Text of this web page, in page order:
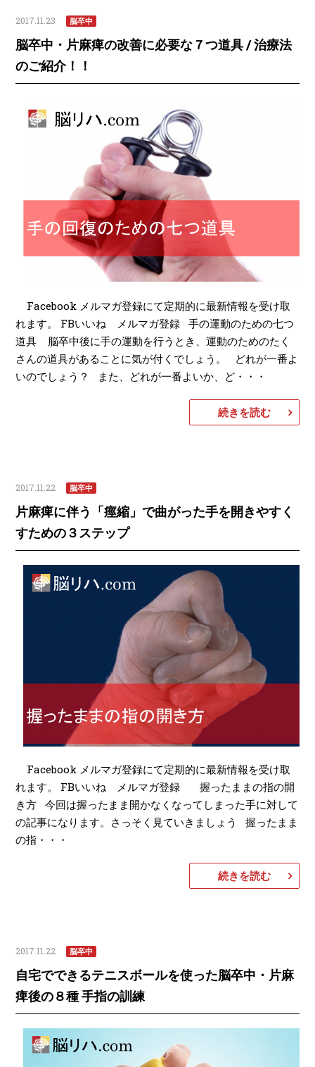
2017.11.23 脳卒中
脳卒中・片麻痺の改善に必要な７つ道具 / 治療法
のご紹介！！
Facebook メルマガ登録にて定期的に最新情報を受け取
れます。 FBいいね メルマガ登録 手の運動のための七つ
道具 脳卒中後に手の運動を行うとき、運動のためのたく
さんの道具があることに気が付くでしょう。 どれが一番よ
いのでしょう？ また、どれが一番よいか、ど・・・
続きを読む
2017.11.22 脳卒中
片麻痺に伴う「痙縮」で曲がった手を開きやすく
すための３ステップ
Facebook メルマガ登録にて定期的に最新情報を受け取
れます。 FBいいね メルマガ登録 握ったままの指の開
き方 今回は握ったまま開かなくなってしまった手に対して
の記事になります。さっそく見ていきましょう 握ったまま
の指・・・
続きを読む
2017.11.22 脳卒中
自宅でできるテニスボールを使った脳卒中・片麻
痺後の８種 手指の訓練